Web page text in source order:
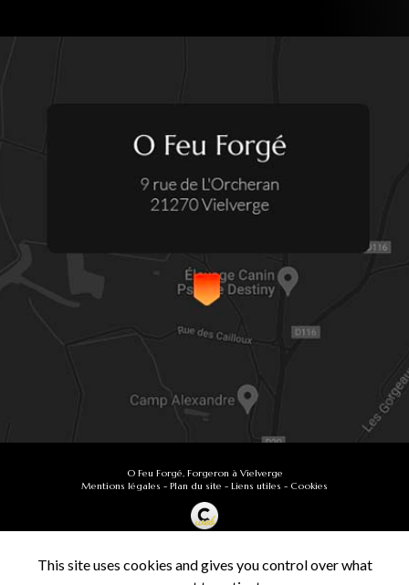
O Feu Forgé, Forgeron à Vielverge
Mentions légales - Plan du site - Liens utiles - Cookies
Secteur -En savoir +
This site uses cookies and gives you control over what